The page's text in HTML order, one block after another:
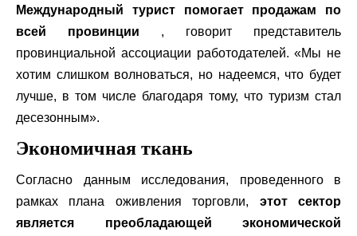
Международный турист помогает продажам по
всей провинции , говорит представитель
провинциальной ассоциации работодателей. «Мы не
хотим слишком волноваться, но надеемся, что будет
лучше, в том числе благодаря тому, что туризм стал
десезонным».
Экономичная ткань
Согласно данным исследования, проведенного в
рамках плана оживления торговли, этот сектор
является преобладающей экономической